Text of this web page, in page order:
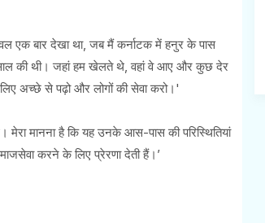
एक बार देखा था, जब मैं कर्नाटक में हनुर के पास
की थी। जहां हम खेलते थे, वहां वे आए और कुछ देर
अच्छे से पढ़ो और लोगों की सेवा करो।'
मानना है कि यह उनके आस-पास की परिस्थितियां
करने के लिए प्रेरणा देती हैं।’